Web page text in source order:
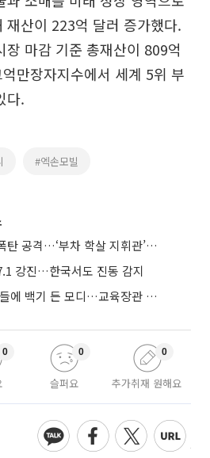
재산이 223억 달러 증가했다.
장 마감 기준 총재산이 809억
만장자지수에서 세계 5위 부
다.
#엑손모빌
러 모스크바 고급식당 폭탄 공격…‘부차 학살 지휘관’ 노렸나
강진…한국서도 진동 감지
인도 ‘바퀴벌레당’ 청년들에 백기 든 모디…교육장관 사퇴
0
슬퍼요
0
추가취재 원해요
0